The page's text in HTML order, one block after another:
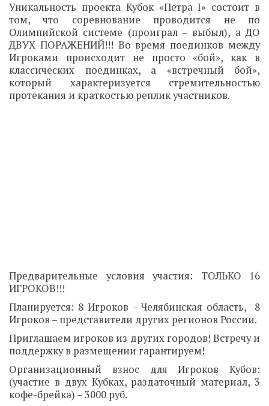
Уникальность проекта Кубок «Петра I» состоит в
том, что соревнование проводится не по
Олимпийской системе (проиграл – выбыл), а ДО
ДВУХ ПОРАЖЕНИЙ!!! Во время поединков между
Игроками происходит не просто «бой», как в
классических поединках, а «встречный бой»,
который характеризуется стремительностью
протекания и краткостью реплик участников.
Предварительные условия участия: ТОЛЬКО 16
ИГРОКОВ!!!
Планируется: 8 Игроков – Челябинская область, 8
Игроков – представители других регионов России.
Приглашаем игроков из других городов! Встречу и
поддержку в размещении гарантируем!
Организационный взнос для Игроков Кубов:
(участие в двух Кубках, раздаточный материал, 3
кофе-брейка) – 3000 руб.